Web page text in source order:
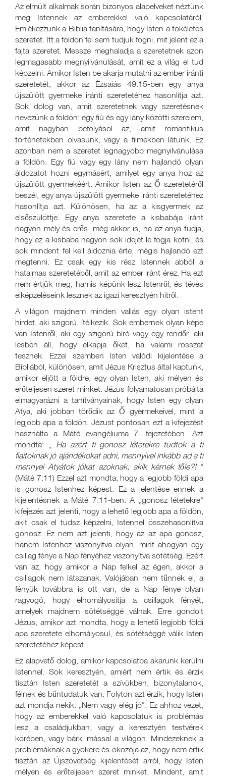
Az elmúlt alkalmak során bizonyos alapelveket néztünk
meg Istennek az emberekkel való kapcsolatáról.
Emlékezzünk a Biblia tanítására, hogy Isten a tökéletes
szeretet. Itt a földön fel sem tudjuk fogni, mit jelent ez a
fajta szeretet. Messze meghaladja a szeretetnek azon
legmagasabb megnyilvánulását, amit ez a világ el tud
képzelni. Amikor Isten be akarja mutatni az ember iránti
szeretetét, akkor az Ézsaiás 49:15-ben egy anya
újszülött gyermeke iránti szeretetéhez hasonlítja azt.
Sok dolog van, amit szeretetnek vagy szeretésnek
nevezünk a földön: egy fiú és egy lány közötti szerelem,
amit nagyban befolyásol az, amit romantikus
történetekben olvasunk, vagy a filmekben látunk. Ez
azonban nem a szeretet legnagyobb megnyilvánulása
a földön. Egy fiú vagy egy lány nem hajlandó olyan
áldozatot hozni egymásért, amilyet egy anya hoz az
újszülött gyermekéért. Amikor Isten az Ő szeretetéről
beszél, egy anya újszülött gyermeke iránti szeretetéhez
hasonlítja azt. Különösen, ha az a kisgyermek az
elsőszülöttje. Egy anya szeretete a kisbabája iránt
nagyon mély és erős, még akkor is, ha az anya tudja,
hogy ez a kisbaba nagyon sok idejét le fogja kötni, és
sok mindent fel kell áldoznia érte, mégis hajlandó ezt
megtenni. Ez csak egy kis rész Istennek abból a
hatalmas szeretetéből, amit az ember iránt érez. Ha ezt
nem értjük meg, hamis képünk lesz Istenről, és téves
elképzeléseink lesznek az igazi keresztyén hitről.
A világon majdnem minden vallás egy olyan istent
hirdet, aki szigorú, ítélkezik. Sok embernek olyan képe
van Istenről, aki egy szigorú bíró vagy egy rendőr, aki
lesben áll, hogy elkapja őket, ha valami rosszat
tesznek. Ezzel szemben Isten valódi kijelentése a
Bibliából, különösen, amit Jézus Krisztus által kaptunk,
amikor eljött a földre, egy olyan Isten, aki mélyen és
erőteljesen szeret minket. Jézus folyamatosan próbálta
elmagyarázni a tanítványainak, hogy Isten egy olyan
Atya, aki jobban törődik az Ő gyermekeivel, mint a
legjobb apa a földön. Jézust pontosan ezt a kifejezést
használta a Máté evangéliuma 7. fejezetében. Azt
mondta: „ Ha azért ti gonosz létetekre tudtok a ti
fiaitoknak jó ajándékokat adni, mennyivel inkább ad a ti
mennyei Atyátok jókat azoknak, akik kérnek tőle?! "
(Máté 7:11) Ezzel azt mondta, hogy a legjobb földi apa
is gonosz Istenhez képest. Ez a jelentése ennek a
kijelentésnek a Máté 7:11-ben. A „gonosz létetekre"
kifejezés azt jelenti, hogy a lehető legjobb apa a földön,
akit csak el tudsz képzelni, Istennel összehasonlítva
gonosz. Ez nem azt jelenti, hogy az az apa gonosz,
hanem Istenhez viszonyítva olyan, mint ahogyan egy
csillag fénye a Nap fényéhez viszonyítva sötétség. Ezért
van az, hogy amikor a Nap felkel az égen, akkor a
csillagok nem látszanak. Valójában nem tűnnek el, a
fényük továbbra is ott van, de a Nap fénye olyan
ragyogó, hogy elhomályosítja a csillagok fényét,
amelyek majdnem sötétséggé válnak. Erre gondolt
Jézus, amikor azt mondta, hogy a lehető legjobb földi
apa szeretete elhomályosul, és sötétséggé válik Isten
szeretetéhez képest.
Ez alapvető dolog, amikor kapcsolatba akarunk kerülni
Istennel. Sok keresztyén, amiért nem értik és érzik
tisztán Isten szeretetét a szívükben, bizonytalanok,
félnek és bűntudatuk van. Folyton azt érzik, hogy Isten
azt mondja nekik: „Nem vagy elég jó". Ez ahhoz vezet,
hogy az emberekkel való kapcsolatuk is problémás
lesz a családjukban, vagy a keresztyén testvérek
körében, vagy bárki mással a világon. Mindezeknek a
problémáknak a gyökere és okozója az, hogy nem értik
tisztán az Újszövetség kijelentését arról, hogy Isten
mélyen és erőteljesen szeret minket. Mindent, amit